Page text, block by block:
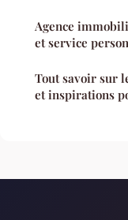
Agence
et service
Tout savoir sur
et inspirations